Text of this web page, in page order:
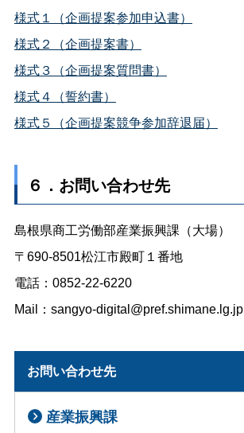
様式１（企画提案参加申込書）
様式２（企画提案書）
様式３（企画提案質問書）
様式４（誓約書）
様式５（企画提案競争参加辞退届）
６．お問い合わせ先
島根県商工労働部産業振興課（大場）
〒690-8501松江市殿町１番地
電話：0852-22-6220
Mail：sangyo-digital@pref.shimane.lg.jp
お問い合わせ先
産業振興課